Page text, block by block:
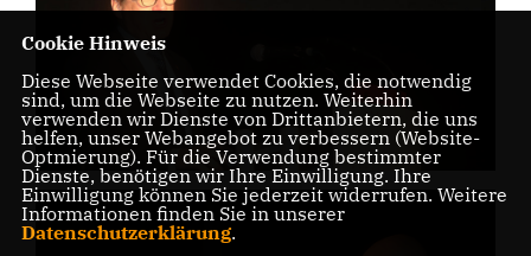
Cookie Hinweis
Diese Webseite verwendet Cookies, die notwendig
sind, um die Webseite zu nutzen. Weiterhin
verwenden wir Dienste von Drittanbietern, die uns
helfen, unser Webangebot zu verbessern (Website-
Optmierung). Für die Verwendung bestimmter
Dienste, benötigen wir Ihre Einwilligung. Ihre
Einwilligung können Sie jederzeit widerrufen. Weitere
Informationen finden Sie in unserer
Datenschutzerklärung.